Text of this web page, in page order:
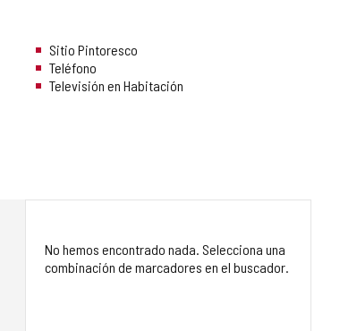
Sitio Pintoresco
Teléfono
Televisión en Habitación
No hemos encontrado nada. Selecciona una
combinación de marcadores en el buscador.